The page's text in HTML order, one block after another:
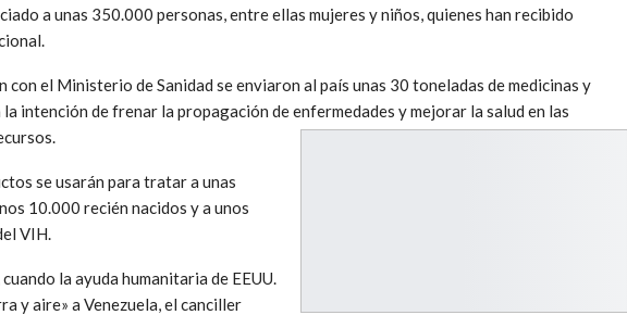
a unas 350.000 personas, entre ellas mujeres y niños, quienes han recibido
con el Ministerio de Sanidad se enviaron al país unas 30 toneladas de medicinas y
intención de frenar la propagación de enfermedades y mejorar la salud en las
se usarán para tratar a unas
10.000 recién nacidos y a unos
VIH.
la ayuda humanitaria de EEUU.
y aire» a Venezuela, el canciller